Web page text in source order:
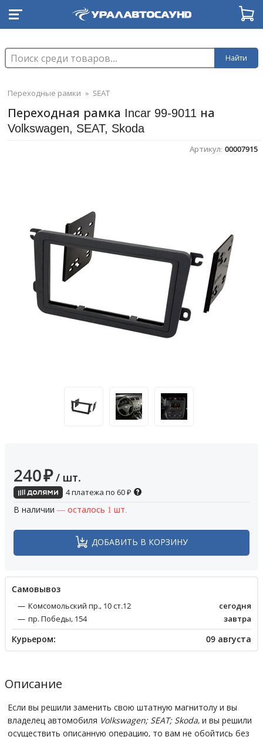
Найти
Переходные рамки » SEAT
Переходная рамка Incar 99-9011 на
Volkswagen, SEAT, Skoda
Артикул: 00007915
240₽ / шт.
4 платежа по 60₽
В наличии — осталось 1 шт.
ДОБАВИТЬ В КОРЗИНУ
Cамовывоз
Комсомольский пр., 10 ст.12
сегодня
пр. Победы, 154
завтра
Курьером: 09 августа
Описание
Если вы решили заменить свою штатную магнитолу и вы
владелец автомобиля Volkswagen; SEAT; Skoda, и вы решили
осуществить описанную операцию, то вам не обойтись без